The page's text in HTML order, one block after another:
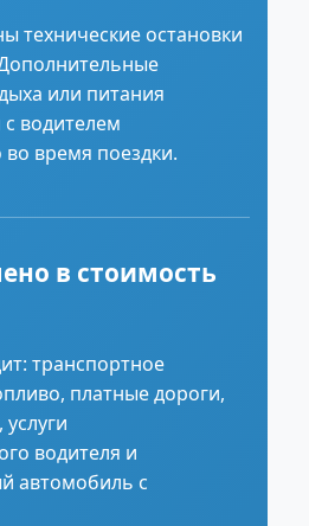
технические остановки
или питания
водителем
время поездки.
в стоимость
транспортное
платные дороги,
водителя и
автомобиль с